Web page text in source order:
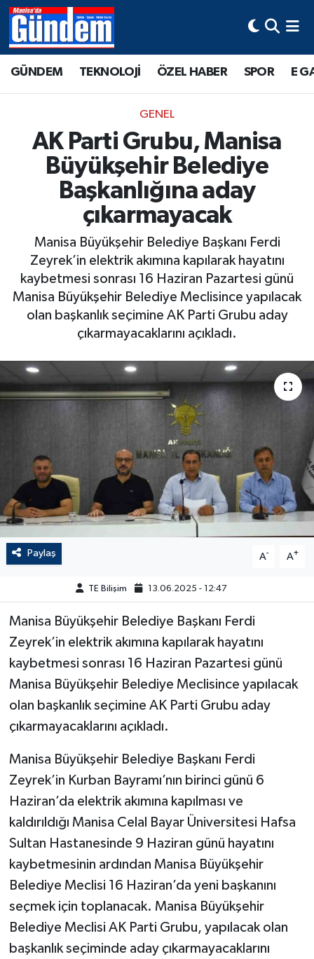
GÜNDEM TEKNOLOJİ ÖZEL HABER SPOR E
GENEL
AK Parti Grubu, Manisa
Büyükşehir Belediye
Başkanlığına aday
çıkarmayacak
Manisa Büyükşehir Belediye Başkanı Ferdi
Zeyrek’in elektrik akımına kapılarak hayatını
kaybetmesi sonrası 16 Haziran Pazartesi günü
Manisa Büyükşehir Belediye Meclisince yapılacak
olan başkanlık seçimine AK Parti Grubu aday
çıkarmayacaklarını açıkladı.
Paylaş A- A+
TE Bilişim 13.06.2025 - 12:47
Manisa Büyükşehir Belediye Başkanı Ferdi
Zeyrek’in elektrik akımına kapılarak hayatını
kaybetmesi sonrası 16 Haziran Pazartesi günü
Manisa Büyükşehir Belediye Meclisince yapılacak
olan başkanlık seçimine AK Parti Grubu aday
çıkarmayacaklarını açıkladı.
Manisa Büyükşehir Belediye Başkanı Ferdi
Zeyrek’in Kurban Bayramı’nın birinci günü 6
Haziran’da elektrik akımına kapılması ve
kaldırıldığı Manisa Celal Bayar Üniversitesi Hafsa
Sultan Hastanesinde 9 Haziran günü hayatını
kaybetmesinin ardından Manisa Büyükşehir
Belediye Meclisi 16 Haziran’da yeni başkanını
seçmek için toplanacak. Manisa Büyükşehir
Belediye Meclisi AK Parti Grubu, yapılacak olan
başkanlık seçiminde aday çıkarmayacaklarını
Manisa Hava Durumu
Tüm Manşetler
Son Dakika Haberleri